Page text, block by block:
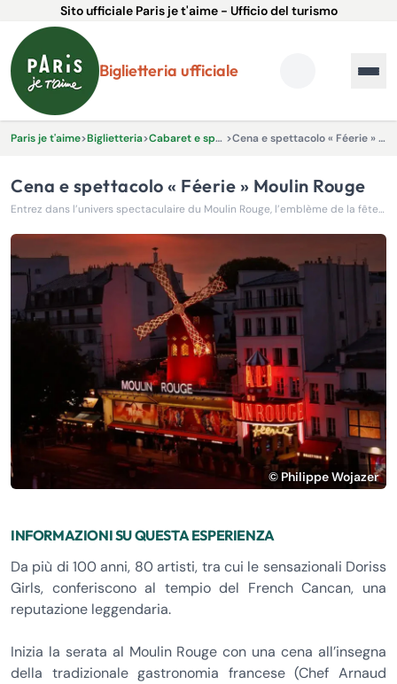
Sito ufficiale Paris je t'aime - Ufficio del turismo
Biglietteria ufficiale
Paris je t'aime>Biglietteria> Cabaret e spettacoli > Cena e spettacolo « Féerie » Moulin Rouge
Cena e spettacolo « Féerie » Moulin Rouge
Entrez dans l’univers spectaculaire du Moulin Rouge, l’emblème de la fête parisienne et du divertissement depuis 1889 !
© Philippe Wojazer
INFORMAZIONI SU QUESTA ESPERIENZA
Da più di 100 anni, 80 artisti, tra cui le sensazionali Doriss
Girls, conferiscono al tempio del French Cancan, una
reputazione leggendaria.
Inizia la serata al Moulin Rouge con una cena all’insegna
della tradizionale gastronomia francese (Chef Arnaud